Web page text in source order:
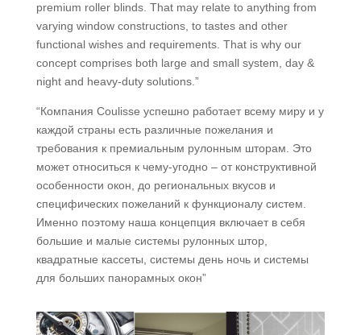
premium roller blinds. That may relate to anything from
varying window constructions, to tastes and other
functional wishes and requirements. That is why our
concept comprises both large and small system, day &
night and heavy-duty solutions.”
“Компания Coulisse успешно работает всему миру и у
каждой страны есть различные пожелания и
требования к премиальным рулонным шторам. Это
может относиться к чему-угодно – от конструктивной
особенности окон, до региональных вкусов и
специфических пожеланий к функционалу систем.
Именно поэтому наша концепция включает в себя
большие и малые системы рулонных штор,
квадратные кассеты, системы день ночь и системы
для больших панорамных окон”